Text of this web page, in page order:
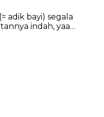
adik bayi) segala
indah, yaa…